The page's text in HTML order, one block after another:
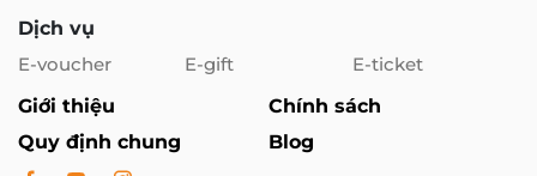
Dịch vụ
E-voucher
E-gift
E-ticket
Giới thiệu
Chính sách
Quy định chung
Blog